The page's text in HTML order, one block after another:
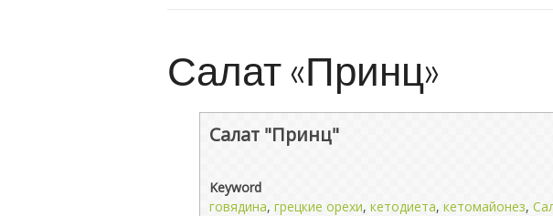
Салат «Принц»
Салат "Принц"
Keyword
говядина, грецкие орехи, кетодиета, кетомайонез,